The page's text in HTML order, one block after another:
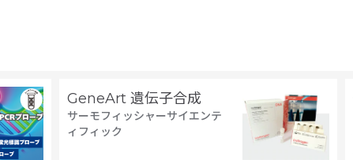
GeneArt 遺伝子合成
サーモフィッシャーサイエンテ
ィフィック